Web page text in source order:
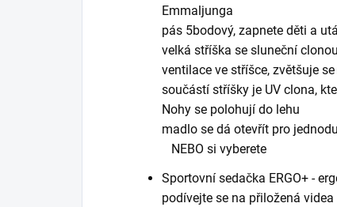
Emmaljunga
pás 5bodový, zapnete děti a
velká stříška se sluneční clonou
ventilace ve stříšce, zvětšuje
součástí stříšky je UV clona,
Nohy se polohují do lehu
madlo se dá otevřít pro
NEBO si vyberete
Sportovní sedačka ERGO+ -
podívejte se na přiložená videa